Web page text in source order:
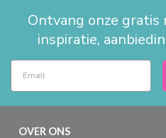
Ontvang onze
inspiratie,
OVER ONS